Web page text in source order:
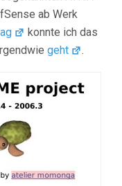
ab Werk
konnte ich das
geht .